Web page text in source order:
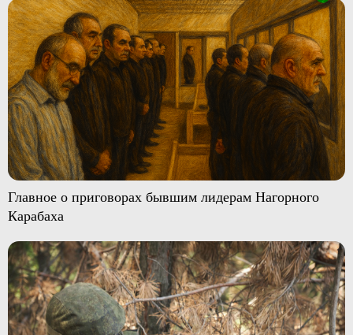
Главное о приговорах бывшим лидерам Нагорного
Карабаха